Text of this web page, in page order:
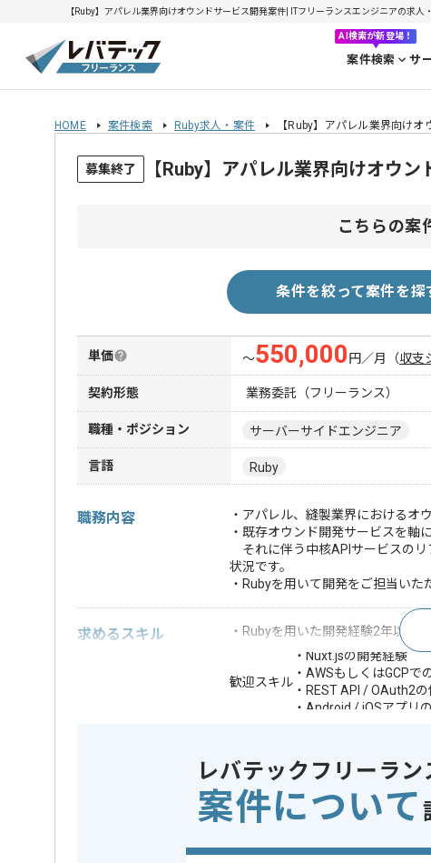
【Ruby】アパレル業界向けオウンドサービス開発案件| ITフリーランスエンジニアの求
AI検索が新登場！
案件検索 サ
HOME 案件検索 Ruby求人・案件 【Ruby】アパレル業界向け
募集終了 【Ruby】アパレル業界向けオウ
こちらの案
条件を絞って案件を探
単価 〜550,000 円／月 （収支
契約形態 業務委託（フリーランス）
職種・ポジション サーバーサイドエンジニア
言語 Ruby
職務内容
・アパレル、縫製業界におけるオ
・既存オウンド開発サービスを軸
それに伴う中核APIサービスのリ
状況です。
・Rubyを用いて開発をご担当いた
求めるスキル ・Rubyを用いた開発経験2年以上
歓迎スキル
・Nuxt.jsの開発経験
・AWSもしくはGCPで
・REST API / OAuth2
・Android / iOSアプリ
この案件で扱う技術 フレームワーク
Rails , Nuxt.js
クラウド
Google Cloud
精算条件
有
レバテックフリーラン
案件について